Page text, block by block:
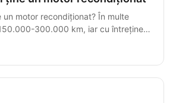
un motor recondiționat? În multe
300.000 km, iar cu întreținere